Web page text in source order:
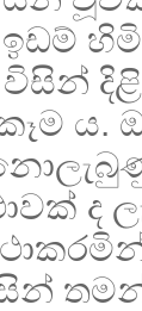
ඉඩම්
ය.
ද